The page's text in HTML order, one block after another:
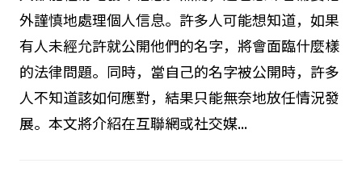
外謹慎地處理個人信息。許多人可能想知道，如果
有人未經允許就公開他們的名字，將會面臨什麼樣
的法律問題。同時，當自己的名字被公開時，許多
人不知道該如何應對，結果只能無奈地放任情況發
展。本文將介紹在互聯網或社交媒...